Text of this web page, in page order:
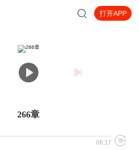
打开APP
266章
06:17